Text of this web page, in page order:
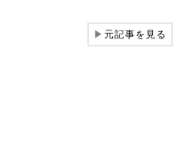
▶元記事を見る